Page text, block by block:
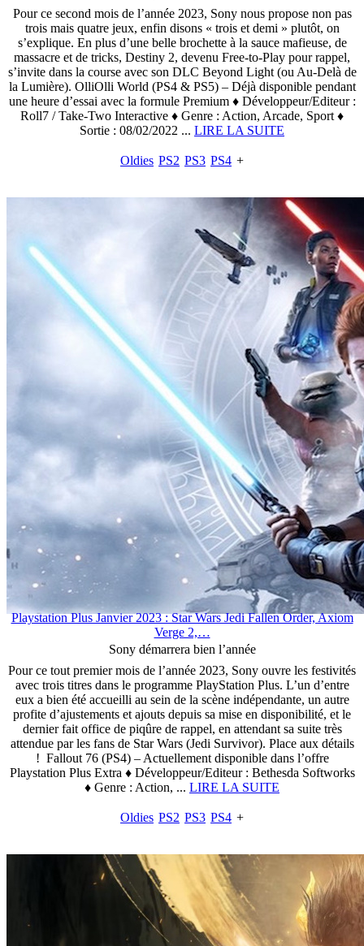
Pour ce second mois de l’année 2023, Sony nous propose non pas
trois mais quatre jeux, enfin disons « trois et demi » plutôt, on
s’explique. En plus d’une belle brochette à la sauce mafieuse, de
massacre et de tricks, Destiny 2, devenu Free-to-Play pour rappel,
s’invite dans la course avec son DLC Beyond Light (ou Au-Delà de
la Lumière). OlliOlli World (PS4 & PS5) – Déjà disponible pendant
une heure d’essai avec la formule Premium ♦ Développeur/Editeur :
Roll7 / Take-Two Interactive ♦ Genre : Action, Arcade, Sport ♦
Sortie : 08/02/2022 ... LIRE LA SUITE
Oldies PS2 PS3 PS4 +
Playstation Plus Janvier 2023 : Star Wars Jedi Fallen Order, Axiom
Verge 2,…
Sony démarrera bien l’année
Pour ce tout premier mois de l’année 2023, Sony ouvre les festivités
avec trois titres dans le programme PlayStation Plus. L’un d’entre
eux a bien été accueilli au sein de la scène indépendante, un autre
profite d’ajustements et ajouts depuis sa mise en disponibilité, et le
dernier fait office de piqûre de rappel, en attendant sa suite très
attendue par les fans de Star Wars (Jedi Survivor). Place aux détails
! Fallout 76 (PS4) – Actuellement disponible dans l’offre
Playstation Plus Extra ♦ Développeur/Editeur : Bethesda Softworks
♦ Genre : Action, ... LIRE LA SUITE
Oldies PS2 PS3 PS4 +